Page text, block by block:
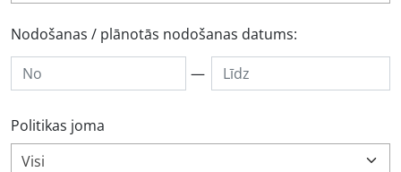
Nodošanas / plānotās nodošanas datums:
—
Politikas joma
Visi